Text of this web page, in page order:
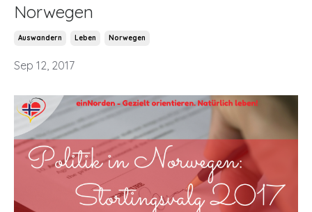
Norwegen
Auswandern Leben Norwegen
Sep 12, 2017